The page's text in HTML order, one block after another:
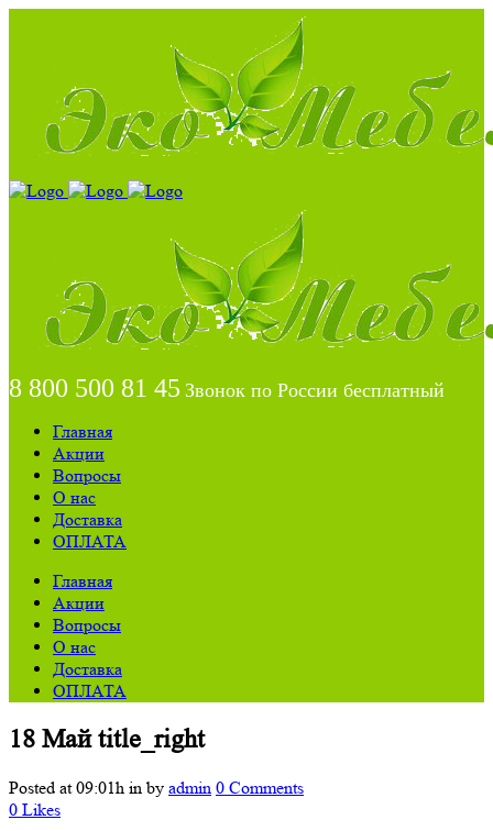
8 800 500 81 45 Звонок по России бесплатный
Главная
Акции
Вопросы
О нас
Доставка
ОПЛАТА
Главная
Акции
Вопросы
О нас
Доставка
ОПЛАТА
18 Майtitle_right
Posted at 09:01h in by admin 0 Comments
0 Likes